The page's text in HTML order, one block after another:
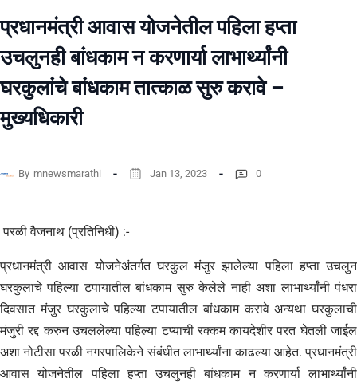
प्रधानमंत्री आवास योजनेतील पहिला हप्ता
उचलुनही बांधकाम न करणार्या लाभार्थ्यांनी
घरकुलांचे बांधकाम तात्काळ सुरु करावे –
मुख्यधिकारी
By mnewsmarathi Jan 13, 2023 0
परळी वैजनाथ (प्रतिनिधी) :-
प्रधानमंत्री आवास योजनेअंतर्गत घरकुल मंजुर झालेल्या पहिला हप्ता उचलुन
घरकुलाचे पहिल्या टपायातील बांधकाम सुरु केलेले नाही अशा लाभार्थ्यांनी पंधरा
दिवसात मंजुर घरकुलाचे पहिल्या टपायातील बांधकाम करावे अन्यथा घरकुलाची
मंजुरी रद्द करुन उचललेल्या पहिल्या टप्याची रक्कम कायदेशीर परत घेतली जाईल
अशा नोटीसा परळी नगरपालिकेने संबंधीत लाभार्थ्यांना काढल्या आहेत. प्रधानमंत्री
आवास योजनेतील पहिला हप्ता उचलुनही बांधकाम न करणार्या लाभार्थ्यांनी